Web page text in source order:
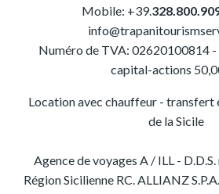
Mobile: +39.
Numéro de TVA: 02620100814-
capital-actions
Location avec chauffeur - transfert
de la Sicile
Agence de voyages A / ILL -
Région Sicilienne RC. ALLIANZ